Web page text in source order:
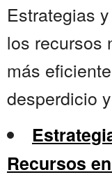
Estrategias
los recursos
más
desperdicio
Recursos